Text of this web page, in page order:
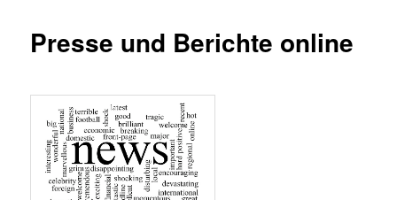
Presse und Berichte online